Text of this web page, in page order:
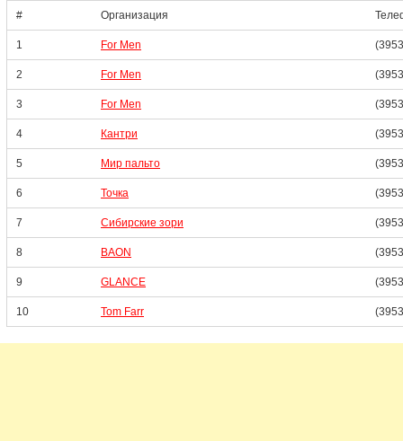
# Организация
1 For Men
2 For Men
3 For Men
4 Кантри
5 Мир пальто
6 Точка
7 Сибирские зори
8 BAON
9 GLANCE
10 Tom Farr